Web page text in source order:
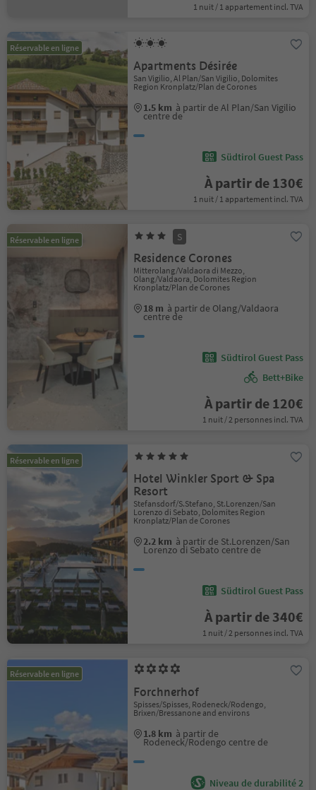
1 nuit / 1 appartement incl. TVA
Réservable en ligne
Apartments Désirée
San Vigilio, Al Plan/San Vigilio, Dolomites
Region Kronplatz/Plan de Corones
1.5 km à partir de Al Plan/San Vigilio
centre de
Südtirol Guest Pass
À partir de 130€
1 nuit / 1 appartement incl. TVA
Réservable en ligne S
Residence Corones
Mitterolang/Valdaora di Mezzo,
Olang/Valdaora, Dolomites Region
Kronplatz/Plan de Corones
18 m à partir de Olang/Valdaora
centre de
Südtirol Guest Pass
Bett+Bike
À partir de 120€
1 nuit / 2 personnes incl. TVA
Réservable en ligne
Hotel Winkler Sport & Spa
Resort
Stefansdorf/S.Stefano, St.Lorenzen/San
Lorenzo di Sebato, Dolomites Region
Kronplatz/Plan de Corones
2.2 km à partir de St.Lorenzen/San
Lorenzo di Sebato centre de
Südtirol Guest Pass
À partir de 340€
1 nuit / 2 personnes incl. TVA
Réservable en ligne
Forchnerhof
Spisses/Spisses, Rodeneck/Rodengo,
Brixen/Bressanone and environs
1.8 km à partir de
Rodeneck/Rodengo centre de
Niveau de durabilité 2